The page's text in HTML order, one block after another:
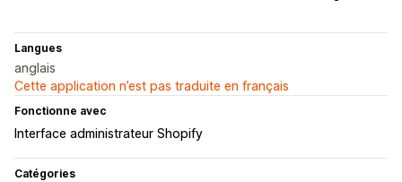
Langues
anglais
Cette application n’est pas traduite en français
Fonctionne avec
Interface administrateur Shopify
Catégories